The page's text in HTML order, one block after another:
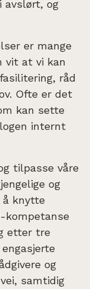
avslørt, og
er mange
vit at vi kan
råd
Ofte er det
kan sette
internt
tilpasse våre
og
å knytte
kompetanse
etter tre
og
samtidig